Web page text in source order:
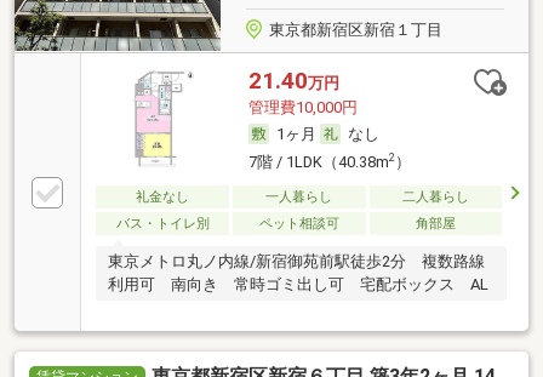
東京都新宿区新宿１丁目
21.40万円
管理費10,000円
1ヶ月
なし
7階 / 1LDK（40.38m2）
礼金なし 一人暮らし
二人暮らし
バス・トイレ別
ペット相談可 角部屋
東京メトロ丸ノ内線/新宿御苑前駅徒歩2分 複数路線
利用可 南向き 常時ゴミ出し可 宅配ボックス AL